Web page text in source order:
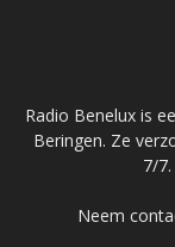
Radio Benelux is
Beringen. Ze
7/
Neem